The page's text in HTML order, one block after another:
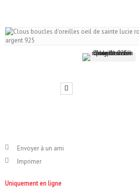
Envoyer à un ami
Imprimer
Uniquement en ligne